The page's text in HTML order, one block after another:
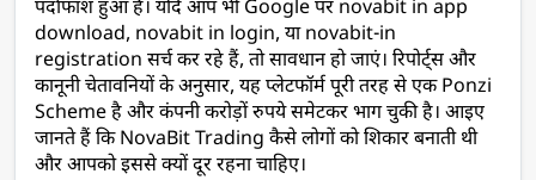
पर्दाफाश हुआ है। यदि आप भी Google पर novabit in app
download, novabit in login, या novabit-in
registration सर्च कर रहे हैं, तो सावधान हो जाएं। रिपोर्ट्स और
कानूनी चेतावनियों के अनुसार, यह प्लेटफॉर्म पूरी तरह से एक Ponzi
Scheme है और कंपनी करोड़ों रुपये समेटकर भाग चुकी है। आइए
जानते हैं कि NovaBit Trading कैसे लोगों को शिकार बनाती थी
और आपको इससे क्यों दूर रहना चाहिए।